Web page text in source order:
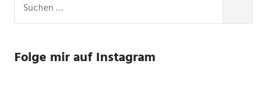
nach:
Folge mir auf Instagram